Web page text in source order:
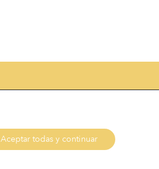
Pide tu cita
Aceptar todas y continuar